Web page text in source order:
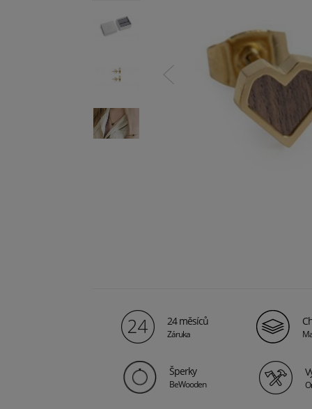
24 měsíců
Záruka
Šperky
BeWooden